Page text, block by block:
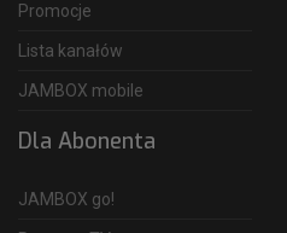
Promocje
Lista kanałów
JAMBOX mobile
Dla Abonenta
JAMBOX go!